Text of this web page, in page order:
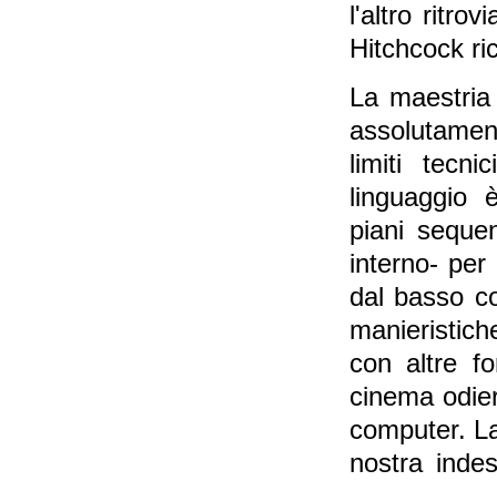
l'altro
Hitchcock
La
limiti
linguaggio
piani
interno- per
dal basso
con altre
cinema
computer.
nostra